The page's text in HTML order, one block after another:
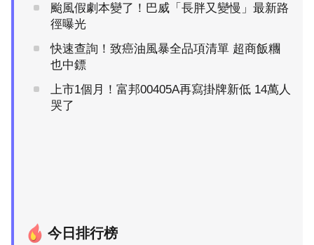
颱風假劇本變了！巴威「長胖又變慢」最新路
徑曝光
快速查詢！致癌油風暴全品項清單 超商飯糰
也中鏢
上市1個月！富邦00405A再寫掛牌新低 14萬人
哭了
今日排行榜